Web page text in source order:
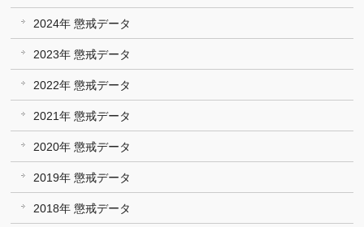
2024年 懲戒データ
2023年 懲戒データ
2022年 懲戒データ
2021年 懲戒データ
2020年 懲戒データ
2019年 懲戒データ
2018年 懲戒データ